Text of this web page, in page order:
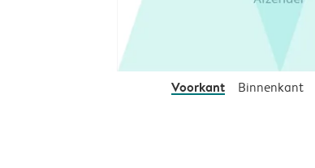
Voorkant Binnenkant